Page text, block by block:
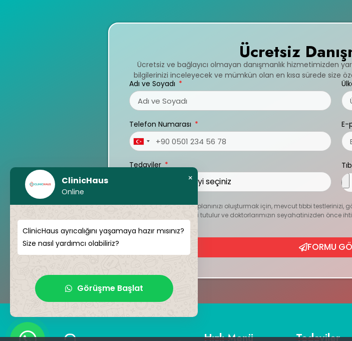
Ücretsiz
Ücretsiz ve bağlayıcı olmayan danışmanlık hizmetimizden
bilgilerinizi inceleyecek ve mümkün olan en kısa sürede size
Adı ve Soyadı
Telefon Numarası
Turkey
E-
Tedaviler
Kişiselleştirilmiş tedavi planınızı oluşturmak için, mevcut tıbbi testlerinizi,
dosyalar kesinlikle gizli tutulur ve doktorlarımızın seyahatinizden önce
FORMU
Hızlı Menü Tedaviler
ClinicHaus
Online
×
ClinicHaus ayrıcalığını yaşamaya hazır mısınız?
Size nasıl yardımcı olabiliriz?
Görüşme Başlat